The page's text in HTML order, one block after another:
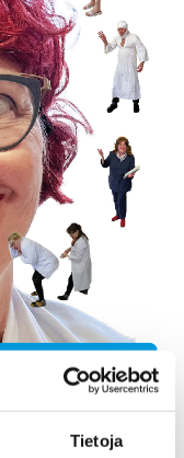
Tietoja